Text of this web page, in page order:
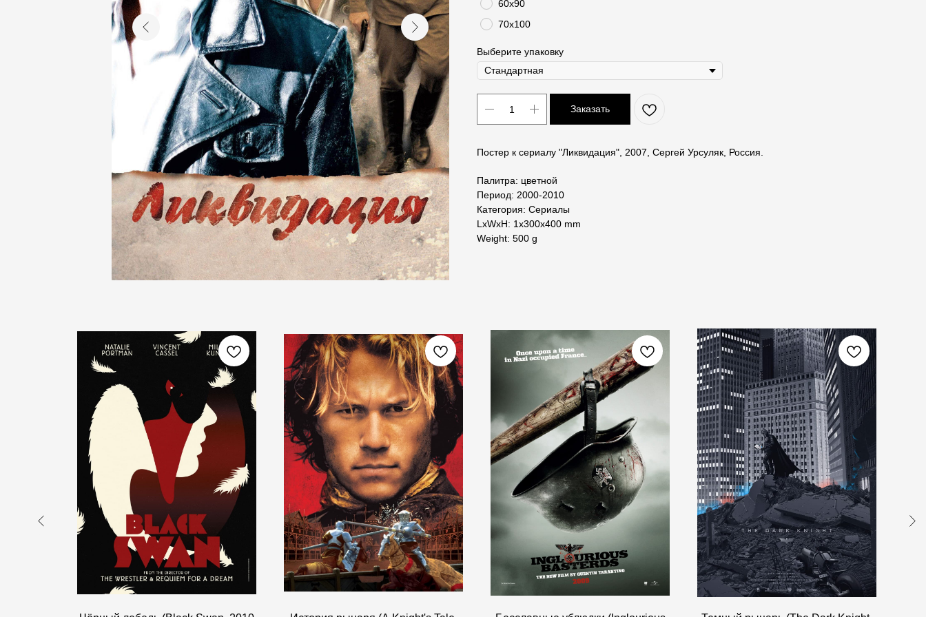
60х90
70х100
Выберите упаковку
Заказать
Постер к сериалу "Ликвидация", 2007, Сергей Урсуляк, Россия.
Палитра: цветной
Период: 2000-2010
Категория: Сериалы
LxWxH: 1x300x400 mm
Weight: 500 g